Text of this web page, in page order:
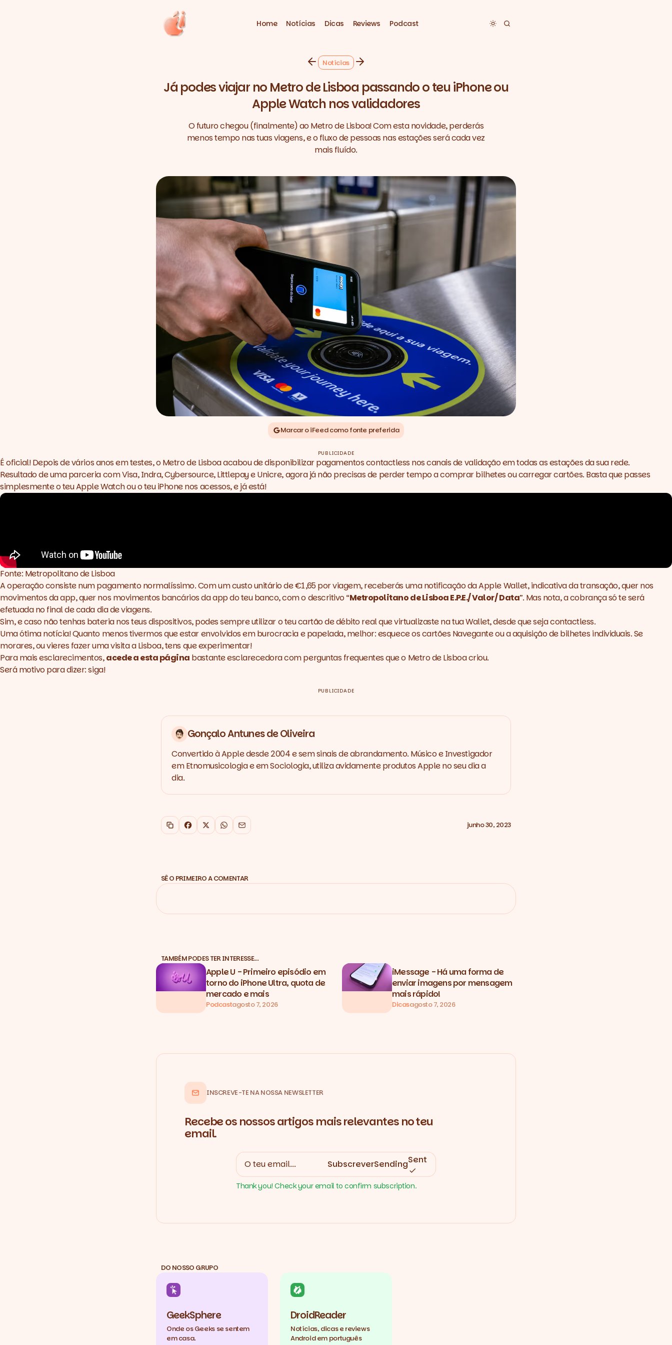
Home Notícias Dicas Reviews Podcast Toggle dark mode
Notícias
Já podes viajar no Metro de Lisboa passando o teu iPhone ou
Apple Watch nos validadores
O futuro chegou (finalmente) ao Metro de Lisboa! Com esta novidade, perderás
menos tempo nas tuas viagens, e o fluxo de pessoas nas estações será cada vez
mais fluído.
Marcar o iFeed como fonte preferida
PUBLICIDADE
É oficial! Depois de vários anos em testes, o Metro de Lisboa acabou de disponibilizar pagamentoscontactlessnos canais de validação em todas as estações da sua rede.
Resultado de uma parceria com Visa, Indra, Cybersource, Littlepay e Unicre, agora já não precisas de perder tempo a comprar bilhetes ou carregar cartões. Basta que passes
simplesmente o teu Apple Watch ou o teu iPhone nos acessos, e já está!
Fonte: Metropolitano de Lisboa
A operação consiste num pagamento normalíssimo. Com um custo unitário de €1,65 por viagem, receberás uma notificação da Apple Wallet, indicativa da transação, quer nos
movimentos da app, quer nos movimentos bancários da app do teu banco, com o descritivo “Metropolitano de Lisboa E.P.E./ Valor/ Data”. Mas nota, a cobrança só te será
efetuada no final de cada dia de viagens.
Sim, e caso não tenhas bateria nos teus dispositivos, podes sempre utilizar o teu cartão de débito real que virtualizaste na tua Wallet, desde que sejacontactless.
Uma ótima notícia! Quanto menos tivermos que estar envolvidos em burocracia e papelada, melhor: esquece os cartões Navegante ou a aquisição de bilhetes individuais. Se
morares, ou vieres fazer uma visita a Lisboa, tens que experimentar!
Para mais esclarecimentos,acede a esta página bastante esclarecedora com perguntas frequentes que o Metro de Lisboa criou.
Será motivo para dizer: siga!
PUBLICIDADE
Gonçalo Antunes de Oliveira
Convertido à Apple desde 2004 e sem sinais de abrandamento. Músico e Investigador
em Etnomusicologia e em Sociologia, utiliza avidamente produtos Apple no seu dia a
dia.
Copiar link
Facebook
X WhatsApp
Email junho 30, 2023
SÊ O PRIMEIRO A COMENTAR
TAMBÉM PODES TER INTERESSE…
Apple U - Primeiro episódio em
torno do iPhone Ultra, quota de
mercado e mais
Podcastagosto 7, 2026
iMessage - Há uma forma de
enviar imagens por mensagem
mais rápido!
Dicasagosto 7, 2026
INSCREVE-TE NA NOSSA NEWSLETTER
Recebe os nossos artigos mais relevantes no teu
email.
SubscreverSendingSent
Thank you! Check your email to confirm subscription.
DO NOSSO GRUPO
GeekSphere
Onde os Geeks se sentem
em casa.
DroidReader
Notícias, dicas e reviews
Android em português